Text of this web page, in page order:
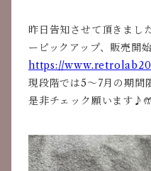
昨日告知させて頂きまし
ーピックアップ、販売開
https://
現段階では5〜7月の期間
是非チェック願います